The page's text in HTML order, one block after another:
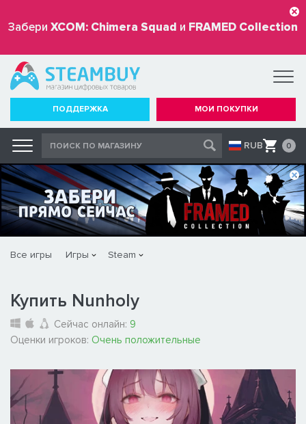
Забери XCOM: Chimera Squad и FRAMED Collection
бесплатно
ПОДДЕРЖКА МОИ ПОКУПКИ
RUB 0
Все игры Игры Steam
Купить Nunholy
Сейчас онлайн: 9
Оценки игроков: Очень положительные